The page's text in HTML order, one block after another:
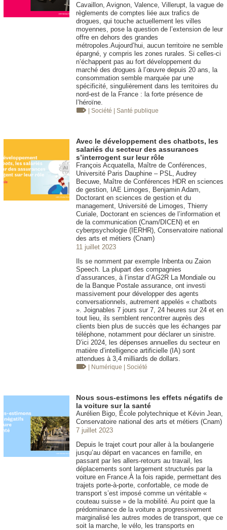
Cavaillon, Avignon, Valence, Villerupt, la vague de
règlements de comptes liée aux trafics de
drogues, qui touche actuellement les villes
moyennes, pose la question de l’extension de leur
offre en dehors des grandes
métropoles.Aujourd’hui, aucun territoire ne semble
épargné, y compris les zones rurales. Si celles-ci
n’échappent pas au fort développement du
marché des drogues à l’œuvre depuis 20 ans, la
consommation semble marquée par une
spécificité, singulièrement dans les territoires du
nord-est de la France : la forte présence de
l’héroïne.
| Société | Santé publique
Avec le développement des chatbots, les
salariés du secteur des assurances
s’interrogent sur leur rôle
François Acquatella, Maître de Conférences,
Université Paris Dauphine – PSL, Audrey
Becuwe, Maître de Conférences HDR en sciences
de gestion, IAE Limoges, Benjamin Adam,
Doctorant en sciences de gestion et du
management, Université de Limoges, Thierry
Curiale, Doctorant en sciences de l’information et
de la communication (Cnam/DICEN) et en
cyberpsychologie (IERHR), Conservatoire national
des arts et métiers (Cnam)
11 juillet 2023
Ils se nomment par exemple Inbenta ou Zaion
Speech. La plupart des compagnies
d’assurances, à l’instar d’AG2R La Mondiale ou
de la Banque Postale assurance, ont investi
massivement pour développer des agents
conversationnels, autrement appelés « chatbots
». Joignables 7 jours sur 7, 24 heures sur 24 et en
tout lieu, ils semblent rencontrer auprès des
clients bien plus de succès que les échanges par
téléphone, notamment pour déclarer un sinistre.
D’ici 2024, les dépenses annuelles du secteur en
matière d’intelligence artificielle (IA) sont
attendues à 3,4 milliards de dollars.
| Numérique | Société
Nous sous-estimons les effets négatifs de
la voiture sur la santé
Aurélien Bigo, École polytechnique et Kévin Jean,
Conservatoire national des arts et métiers (Cnam)
7 juillet 2023
Depuis le trajet court pour aller à la boulangerie
jusqu’au départ en vacances en famille, en
passant par les allers-retours au travail, les
déplacements sont largement structurés par la
voiture en France.À la fois rapide, permettant des
trajets porte-à-porte, confortable, ce mode de
transport s’est imposé comme un véritable «
couteau suisse » de la mobilité. Au point que la
prédominance de la voiture a progressivement
marginalisé les autres modes de transport, que ce
soit la marche, le vélo, les transports en